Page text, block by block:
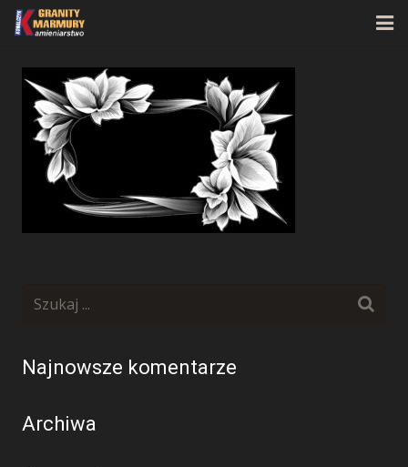
Strona główna
O firmie
Oferta
Realizacje
Kontakt
Najnowsze komentarze
Archiwa